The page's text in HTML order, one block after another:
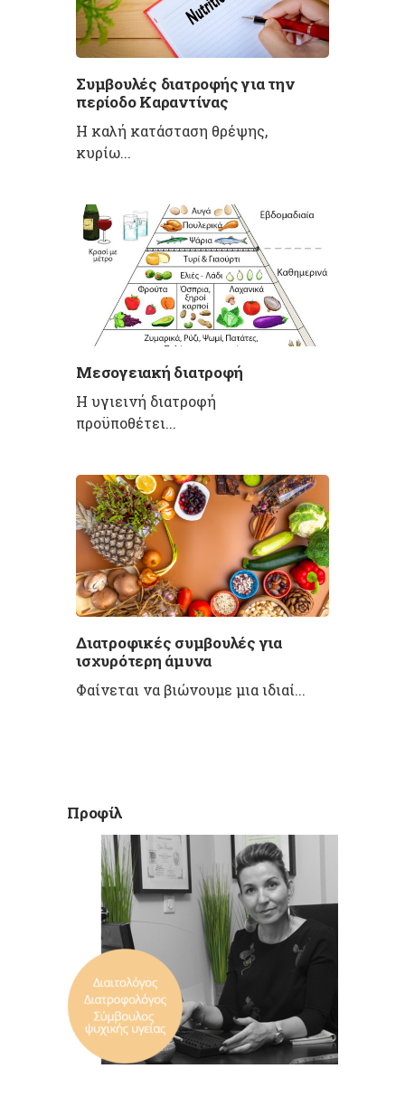
Συμβουλές διατροφής για την
περίοδο Καραντίνας
H καλή κατάσταση θρέψης,
κυρίω...
Μεσογειακή διατροφή
Η υγιεινή διατροφή
προϋποθέτει...
Διατροφικές συμβουλές για
ισχυρότερη άμυνα
Φαίνεται να βιώνουμε μια ιδιαί...
Προφίλ